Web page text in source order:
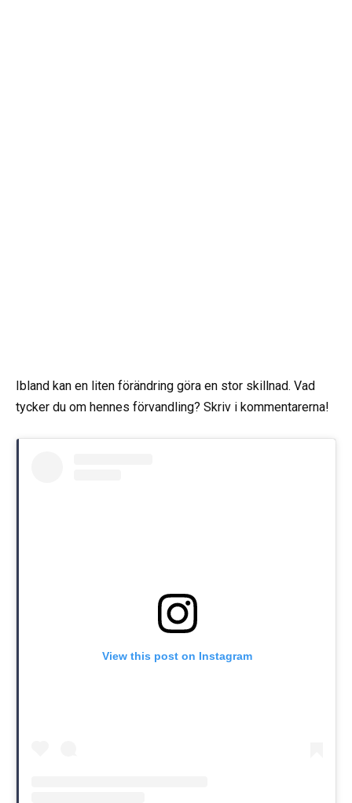
Ibland kan en liten förändring göra en stor skillnad. Vad
tycker du om hennes förvandling? Skriv i kommentarerna!
View this post on Instagram